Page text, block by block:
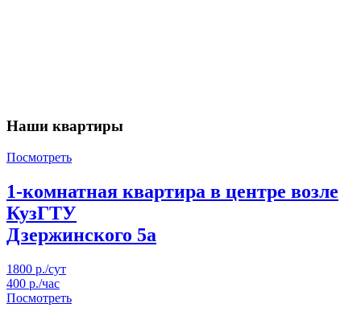
Наши квартиры
Посмотреть
1-комнатная квартира в центре возле
КузГТУ
Дзержинского 5а
1800 р./сут
400 р./час
Посмотреть